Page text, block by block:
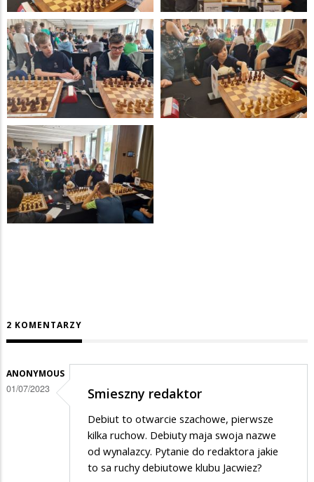
2 KOMENTARZY
ANONYMOUS
01/07/2023 Smieszny redaktor
Debiut to otwarcie szachowe, pierwsze
kilka ruchow. Debiuty maja swoja nazwe
od wynalazcy. Pytanie do redaktora jakie
to sa ruchy debiutowe klubu Jacwiez?